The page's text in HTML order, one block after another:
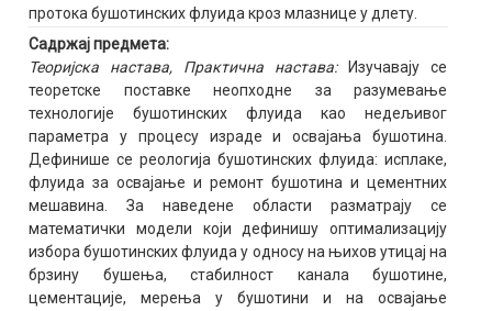
протока бушотинских флуида кроз млазнице у длету.
Садржај предмета:
Теоријска настава, Практична настава:Изучавају се
теоретске поставке неопходне за разумевање
технологије бушотинских флуида као недељивог
параметра у процесу израде и освајања бушотина.
Дефинише се реологија бушотинских флуида: исплаке,
флуида за освајање и ремонт бушотина и цементних
мешавина. За наведене области разматрају се
математички модели који дефинишу оптимализацију
избора бушотинских флуида у односу на њихов утицај на
брзину бушења, стабилност канала бушотине,
цементације, мерења у бушотини и на освајање